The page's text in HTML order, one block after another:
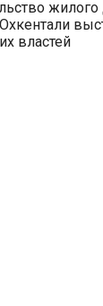
властей